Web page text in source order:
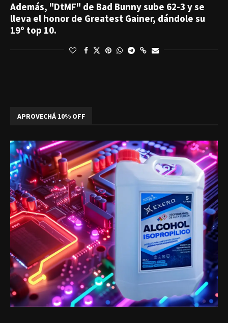
Además, "DtMF" de Bad Bunny sube 62-3 y se
lleva el honor de Greatest Gainer, dándole su
19º top 10.
APROVECHÁ 10% OFF